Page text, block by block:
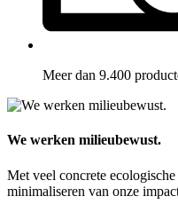
Meer dan 9.400
We werken milieubewust.
Met veel concrete
minimaliseren van onze